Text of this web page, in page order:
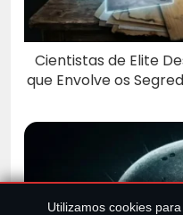
Cientistas de Elite
que Envolve os
Utilizamos cookies